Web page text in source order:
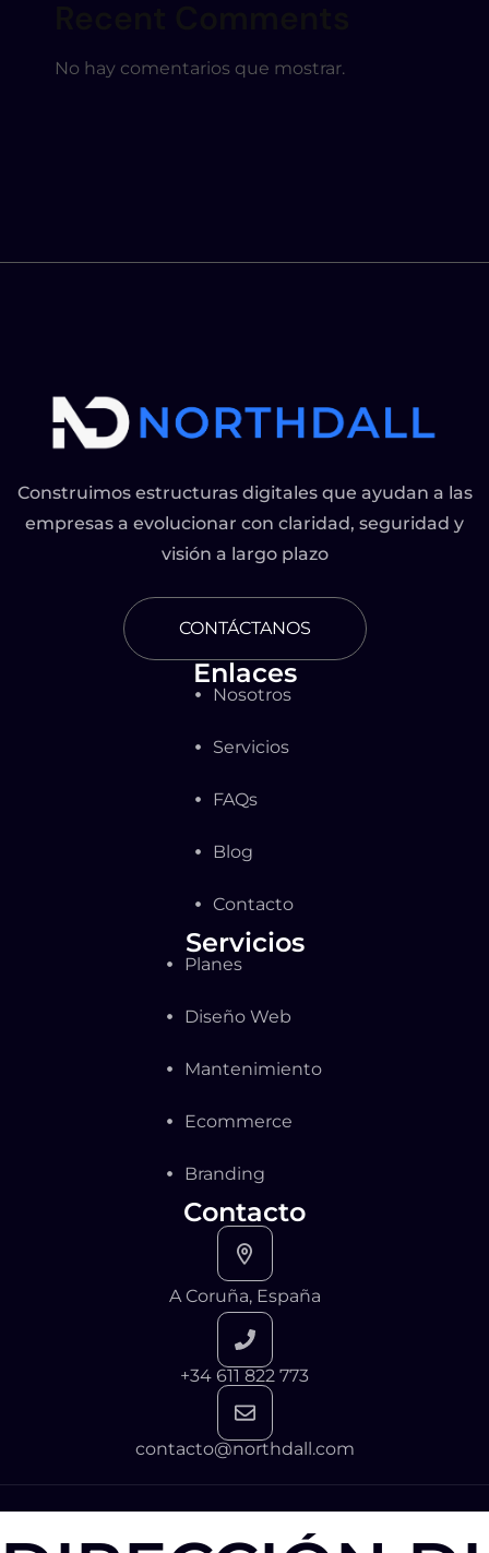
No hay comentarios que mostrar.
Construimos estructuras digitales que ayudan a las
empresas a evolucionar con claridad, seguridad y
visión a largo plazo
CONTÁCTANOS
Enlaces
Nosotros
Servicios
FAQs
Blog
Contacto
Servicios
Planes
Diseño Web
Mantenimiento
Ecommerce
Branding
Contacto
A Coruña, España
+34 611 822 773
contacto@northdall.com